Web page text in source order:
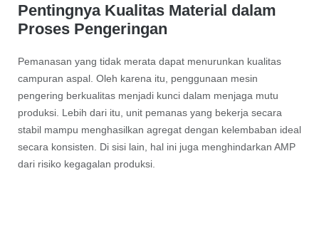
Pentingnya Kualitas Material dalam
Proses Pengeringan
Pemanasan yang tidak merata dapat menurunkan kualitas
campuran aspal. Oleh karena itu, penggunaan mesin
pengering berkualitas menjadi kunci dalam menjaga mutu
produksi. Lebih dari itu, unit pemanas yang bekerja secara
stabil mampu menghasilkan agregat dengan kelembaban ideal
secara konsisten. Di sisi lain, hal ini juga menghindarkan AMP
dari risiko kegagalan produksi.